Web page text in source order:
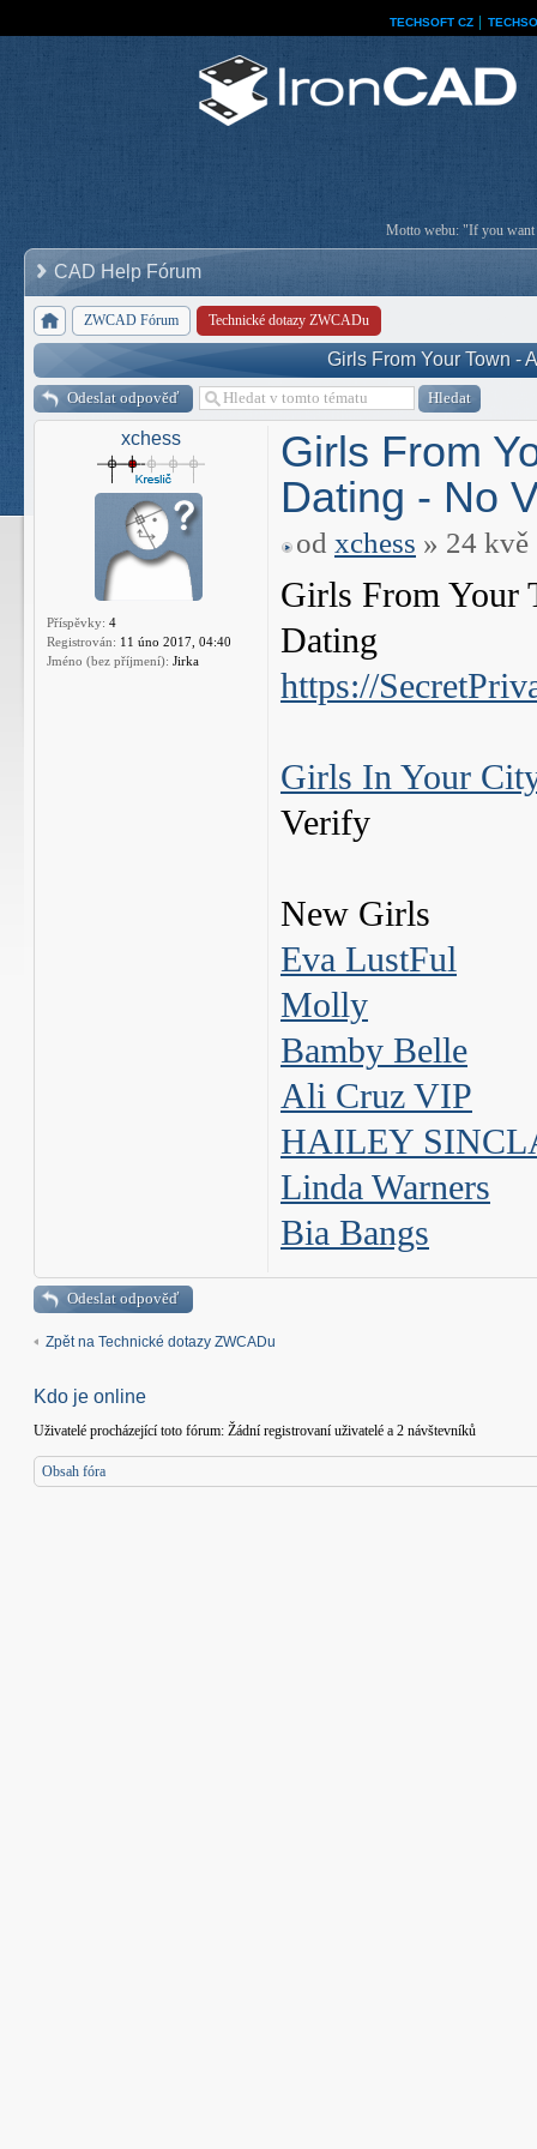
TECHSOFT CZ
Motto webu: "If you want
CAD Help Fórum
ZWCAD Fórum Technické dotazy ZWCADu
Girls From Your Town -
Odeslat odpověď
xchess
Příspěvky: 4
Registrován: 11 úno 2017, 04:40
Jméno (bez příjmení): Jirka
Girls From
Dating - No
od xchess » 24
Girls From Your
Dating
https://
Girls In Your
Verify
New Girls
Eva LustFul
Molly
Bamby Belle
Ali Cruz VIP
HAILEY
Linda Warners
Bia Bangs
Odeslat odpověď
Zpět na Technické dotazy ZWCADu
Kdo je online
Uživatelé procházející toto fórum: Žádní registrovaní uživatelé a 2 návštevníků
Obsah fóra